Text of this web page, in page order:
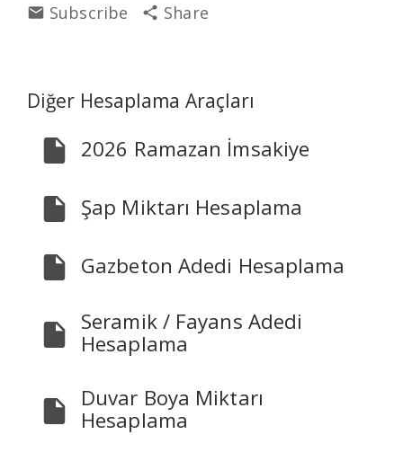
Subscribe Share
Diğer Hesaplama Araçları
2026 Ramazan İmsakiye
Şap Miktarı Hesaplama
Gazbeton Adedi Hesaplama
Seramik / Fayans Adedi
Hesaplama
Duvar Boya Miktarı
Hesaplama